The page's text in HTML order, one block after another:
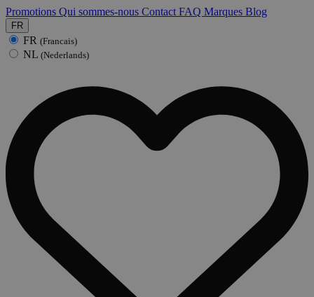
Promotions Qui sommes-nous Contact FAQ Marques Blog
FR
FR (Francais)
NL (Nederlands)